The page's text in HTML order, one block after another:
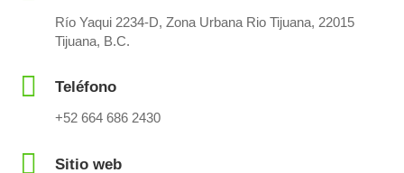
Río Yaqui 2234-D, Zona Urbana Rio Tijuana, 22015
Tijuana, B.C.
Teléfono
+52 664 686 2430
Sitio web